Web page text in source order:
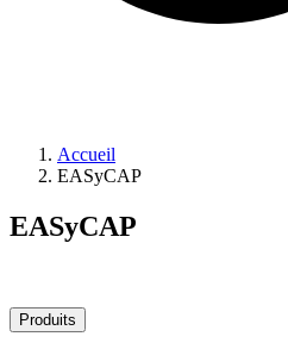
Accueil
EASyCAP
EASyCAP
Produits